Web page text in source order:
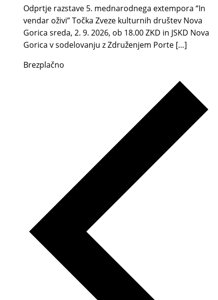
Odprtje razstave 5. mednarodnega extempora “In
vendar oživi” Točka Zveze kulturnih društev Nova
Gorica sreda, 2. 9. 2026, ob 18.00 ZKD in JSKD Nova
Gorica v sodelovanju z Združenjem Porte […]
Brezplačno